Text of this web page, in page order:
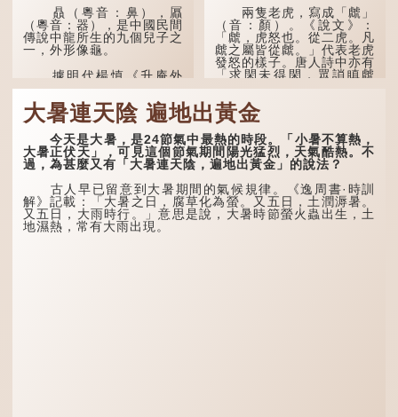
贔（粵音：鼻），屭
（粵音：器），是中國民間
傳說中龍所生的九個兒子之
一，外形像龜。
據明代楊慎《升庵外
集》記載，龍生九子的次序
排列為：贔屭、螭吻、蒲
牢、狴犴、饕餮、蚣蝮、睚
眥、狻猊、椒圖（此為其中
一種說法）。
龍九子外形與能力各有
不同，其中，贔屭原形像
龜，因為能負重，多作為碑
座，有「碑下龜...
兩隻老虎，寫成「虤」
（音：顏）。《說文》：
「虤，虎怒也。從二虎。凡
虤之屬皆從虤。」代表老虎
發怒的樣子。唐人詩中亦有
「求閑未得閑，眾誚瞋虤
虤」之句，意思是眾人的譏
諷讓人怒目而視。
兩隻豬，則為「豩」
（音：賓）。甲骨文從二
「豕」，象豬相追逐的樣
子。《同文備考》另有一說
「豩，豕亂群。」意指一
群...
大暑連天陰 遍地出黃金
今天是大暑，是24節氣中最熱的時段。「小暑不算熱，
大暑正伏天」，可見這個節氣期間陽光猛烈，天氣酷熱。不
過，為甚麼又有「大暑連天陰，遍地出黃金」的說法？
古人早已留意到大暑期間的氣候規律。《逸周書·時訓
解》記載：「大暑之日，腐草化為螢。又五日，土潤溽暑。
又五日，大雨時行。」意思是說，大暑時節螢火蟲出生，土
地濕熱，常有大雨出現。